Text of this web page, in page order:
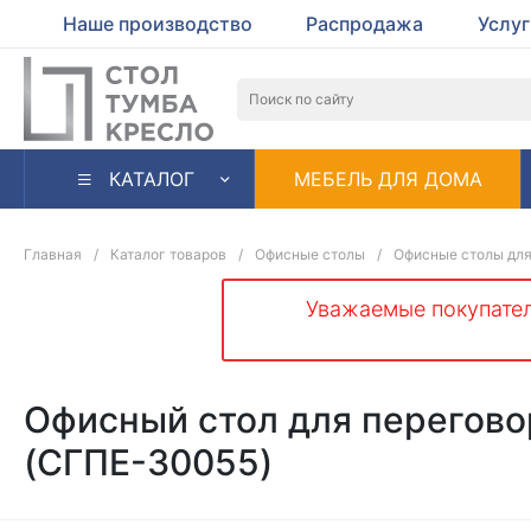
Наше производство Распродажа
КАТАЛОГ МЕБЕЛЬ ДЛЯ ДОМА
Главная / Каталог товаров / Офисные столы / Офисные столы
Уважаемые
Офисный стол для
(СГПЕ-30055)